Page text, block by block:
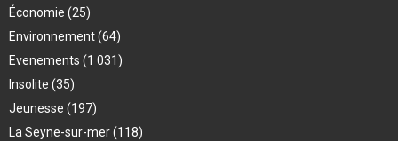
Économie (25)
Environnement(64)
Evenements (1 031)
Insolite (35)
Jeunesse (197)
La Seyne-sur-mer(118)